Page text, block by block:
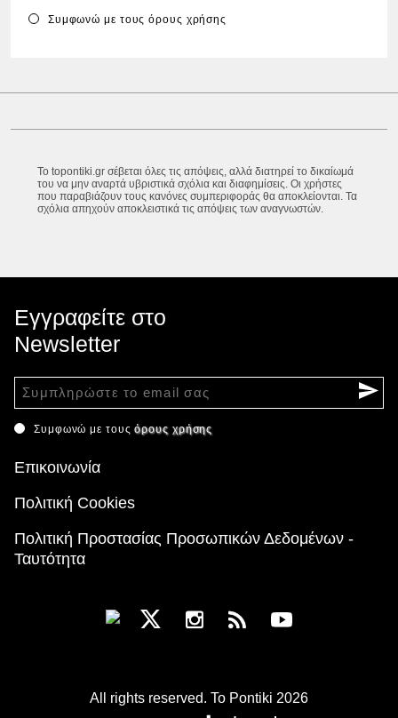
Συμφωνώ με τουςόρους χρήσης
Το topontiki.gr σέβεται όλες τις απόψεις, αλλά διατηρεί το δικαίωμά
του να μην αναρτά υβριστικά σχόλια και διαφημίσεις. Οι χρήστες
που παραβιάζουν τους κανόνες συμπεριφοράς θα αποκλείονται. Τα
σχόλια απηχούν αποκλειστικά τις απόψεις των αναγνωστών.
Εγγραφείτε στο
Newsletter
Συμφωνώ με τουςόρους χρήσης
Επικοινωνία
Πολιτική Cookies
Πολιτική Προστασίας Προσωπικών Δεδομένων -
Ταυτότητα
All rights reserved. To Pontiki 2026